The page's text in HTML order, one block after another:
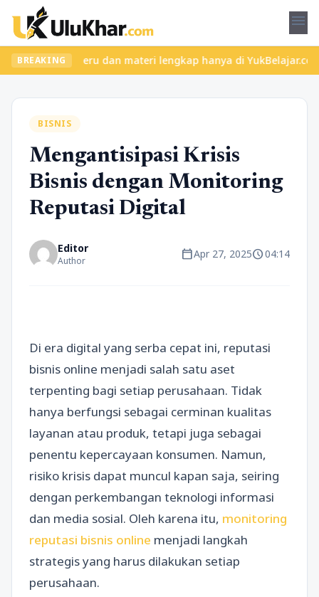
menu
BREAKING
kelas seru dan materi lengkap hanya di YukBelajar.com.
BISNIS
Mengantisipasi Krisis
Bisnis dengan Monitoring
Reputasi Digital
Editor
Author calendar_todayApr 27, 2025schedule04:14
Di era digital yang serba cepat ini, reputasi
bisnis online menjadi salah satu aset
terpenting bagi setiap perusahaan. Tidak
hanya berfungsi sebagai cerminan kualitas
layanan atau produk, tetapi juga sebagai
penentu kepercayaan konsumen. Namun,
risiko krisis dapat muncul kapan saja, seiring
dengan perkembangan teknologi informasi
dan media sosial. Oleh karena itu, monitoring
reputasi bisnis online menjadi langkah
strategis yang harus dilakukan setiap
perusahaan.